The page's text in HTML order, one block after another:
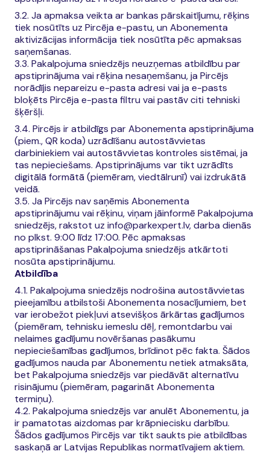
3.2. Ja apmaksa veikta ar bankas pārskaitījumu, rēķins
tiek nosūtīts uz Pircēja e-pastu, un Abonementa
aktivizācijas informācija tiek nosūtīta pēc apmaksas
saņemšanas.
3.3. Pakalpojuma sniedzējs neuzņemas atbildību par
apstiprinājuma vai rēķina nesaņemšanu, ja Pircējs
norādījis nepareizu e-pasta adresi vai ja e-pasts
bloķēts Pircēja e-pasta filtru vai pastāv citi tehniski
šķēršļi.
3.4. Pircējs ir atbildīgs par Abonementa apstiprinājuma
(piem., QR koda) uzrādīšanu autostāvvietas
darbiniekiem vai autostāvvietas kontroles sistēmai, ja
tas nepieciešams. Apstiprinājums var tikt uzrādīts
digitālā formātā (piemēram, viedtālrunī) vai izdrukātā
veidā.
3.5. Ja Pircējs nav saņēmis Abonementa
apstiprinājumu vai rēķinu, viņam jāinformē Pakalpojuma
sniedzējs, rakstot uz info@parkexpert.lv, darba dienās
no plkst. 9:00 līdz 17:00. Pēc apmaksas
apstiprināšanas Pakalpojuma sniedzējs atkārtoti
nosūta apstiprinājumu.
Atbildība
4.1. Pakalpojuma sniedzējs nodrošina autostāvvietas
pieejamību atbilstoši Abonementa nosacījumiem, bet
var ierobežot piekļuvi atsevišķos ārkārtas gadījumos
(piemēram, tehnisku iemeslu dēļ, remontdarbu vai
nelaimes gadījumu novēršanas pasākumu
nepieciešamības gadījumos, brīdinot pēc fakta. Šādos
gadījumos nauda par Abonementu netiek atmaksāta,
bet Pakalpojuma sniedzējs var piedāvāt alternatīvu
risinājumu (piemēram, pagarināt Abonementa
termiņu).
4.2. Pakalpojuma sniedzējs var anulēt Abonementu, ja
ir pamatotas aizdomas par krāpniecisku darbību.
Šādos gadījumos Pircējs var tikt saukts pie atbildības
saskaņā ar Latvijas Republikas normatīvajiem aktiem.